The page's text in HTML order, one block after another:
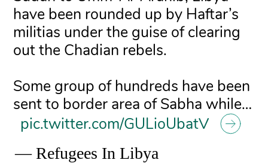
have been rounded up by Haftar’s
militias under the guise of clearing
out the Chadian rebels.
Some group of hundreds have been
sent to border area of Sabha while…
pic.twitter.com/GULioUbatV
— Refugees In Libya